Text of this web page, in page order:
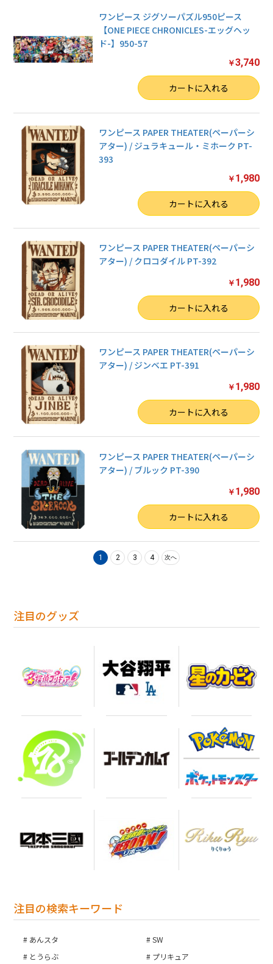
注目のグッズ
注目の検索キーワード
あんスタ
SW
とうらぶ
プリキュア
ワンピース ジグソーパズル950ピース
【ONE PIECE CHRONICLES-エッグヘッ
ド-】950-57
￥3,740
カートに入れる
ワンピース PAPER THEATER(ペーパーシ
アター) / ジュラキュール・ミホーク PT-
393
￥ 1,980
カートに入れる
ワンピース PAPER THEATER(ペーパーシ
アター) / クロコダイル PT-392
￥ 1,980
カートに入れる
ワンピース PAPER THEATER(ペーパーシ
アター) / ジンベエ PT-391
￥ 1,980
カートに入れる
ワンピース PAPER THEATER(ペーパーシ
アター) / ブルック PT-390
￥ 1,980
カートに入れる
1 2 3 4 次へ